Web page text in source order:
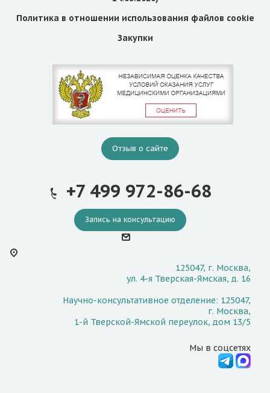
Политика в отношении использования файлов cookie
Закупки
Отзыв о сайте
+7 499 972-86-68
Запись на консультацию
125047, г. Москва,
ул. 4-я Тверская-Ямская, д. 16
Научно-консультативное отделение: 125047,
г. Москва,
1-й Тверской-Ямской переулок, дом 13/5
Мы в соцсетях